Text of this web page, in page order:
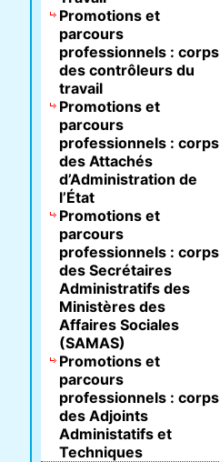
Promotions et
parcours
professionnels : corps
des contrôleurs du
travail
Promotions et
parcours
professionnels : corps
des Attachés
d’Administration de
l’État
Promotions et
parcours
professionnels : corps
des Secrétaires
Administratifs des
Ministères des
Affaires Sociales
(SAMAS)
Promotions et
parcours
professionnels : corps
des Adjoints
Administatifs et
Techniques